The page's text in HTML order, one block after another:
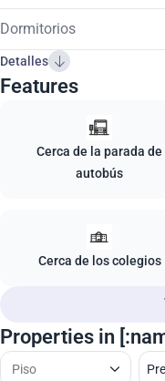
Dormitorios
Detalles
Features
Cerca de la parada de
autobús
Cerca de los colegios
Properties in